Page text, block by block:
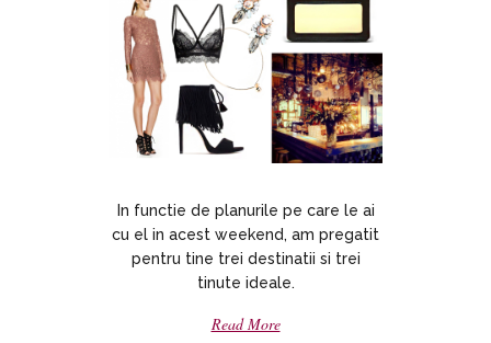
In functie de planurile pe care le ai
cu el in acest weekend, am pregatit
pentru tine trei destinatii si trei
tinute ideale.
Read More